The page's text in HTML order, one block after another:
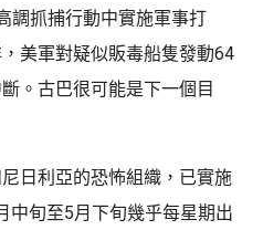
調抓捕行動中實施軍事打
美軍對疑似販毒船隻發動64
。古巴很可能是下一個目
日利亞的恐怖組織，已實施
中旬至5月下旬幾乎每星期出